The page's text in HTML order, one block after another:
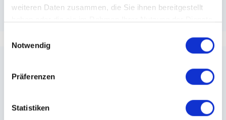
weiteren Daten zusammen, die Sie ihnen bereitgestellt
Notwendig
Präferenzen
Statistiken
Stellenangebote
Alle Stellen ansehen